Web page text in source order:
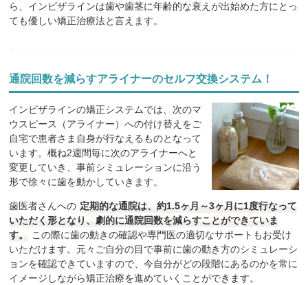
ら、インビザラインは歯や歯茎に年齢的な衰えが出始めた方にとっ
ても優しい矯正治療法と言えます。
通院回数を減らすアライナーのセルフ交換システム！
インビザラインの矯正システムでは、次のマ
ウスピース（アライナー）への付け替えをご
自宅で患者さま自身が行なえるものとなって
います。概ね2週間毎に次のアライナーへと
変更していき、事前シミュレーションに沿う
形で徐々に歯を動かしていきます。
歯医者さんへの 定期的な通院は、約1.5ヶ月～3ヶ月に1度行なって
いただく形となり、劇的に通院回数を減らすことができていま
す。
この際に歯の動きの確認や専門医の適切なサポートもお受け
いただけます。元々ご自分の目で事前に歯の動き方のシミュレーシ
ョンを確認できていますので、今自分がどの段階にあるのかを常に
イメージしながら矯正治療を進めていくことができます。